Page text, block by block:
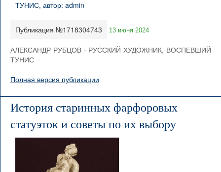
Публикация №1718304743 13 июня 2024
АЛЕКСАНДР РУБЦОВ - РУССКИЙ ХУДОЖНИК, ВОСПЕВШИЙ
ТУНИС
Полная версия публикации
История старинных фарфоровых
статуэток и советы по их выбору